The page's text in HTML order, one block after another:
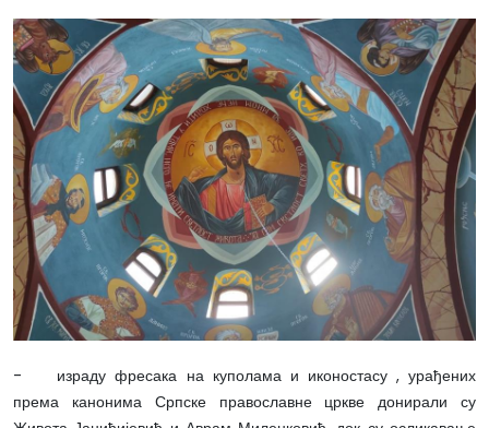
- израду фресака на куполама и иконостасу , урађених
према канонима Српске православне цркве донирали су